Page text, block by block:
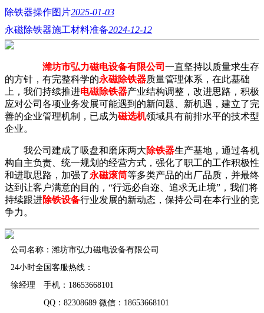
除铁器操作图片2025-01-03
永磁除铁器施工材料准备2024-12-12
潍坊市弘力磁电设备有限公司 一直坚持以质量求生存
的方针，有完整科学的永磁除铁器质量管理体系，在此基础
上，我们持续推进电磁除铁器产业结构调整，改进思路，积极
应对公司各项业务发展可能遇到的新问题、新机遇，建立了完
善的企业管理机制，已成为磁选机领域具有前排水平的技术型
企业。
我公司建成了吸盘和磨床两大除铁器生产基地，通过各机
构自主负责、统一规划的经营方式，强化了职工的工作积极性
和进取思路，加强了永磁滚筒等多类产品的出厂品质，并最终
达到让客户满意的目的，“行远必自迩、追求无止境”，我们将
持续跟进除铁设备行业发展的新动态，保持公司在本行业的竞
争力。
公司名称：潍坊市弘力磁电设备有限公司
24小时全国客服热线：
徐经理 手机：18653668101
QQ：82308689 微信：18653668101